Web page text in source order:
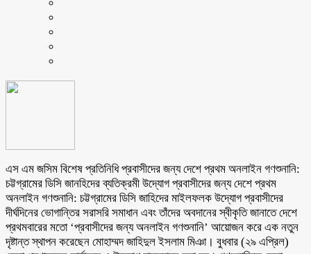
এস এম জসিম বিশেষ প্রতিনিধি প্রবাসীদের জন্য দেশে প্রথম অনলাইন গণশুনানি:
চট্টগ্রামের ডিসি জানহিদের ব্যতিক্রমী উদ্যোগ প্রবাসীদের জন্য দেশে প্রথম
অনলাইন গণশুনানি: চট্টগ্রামের ডিসি জাহিদের মাইলফলক উদ্যোগ প্রবাসীদের
দীর্ঘদিনের ভোগান্তির সরাসরি সমাধান এবং তাঁদের অবদানের স্বীকৃতি জানাতে দেশে
প্রথমবারের মতো ‘প্রবাসীদের জন্য অনলাইন গণশুনানি’ আয়োজন করে এক নতুন
দৃষ্টান্ত স্থাপন করেছেন মোহাম্মদ জাহিদুল ইসলাম মিঞা। বুধবার (২৯ এপ্রিল)